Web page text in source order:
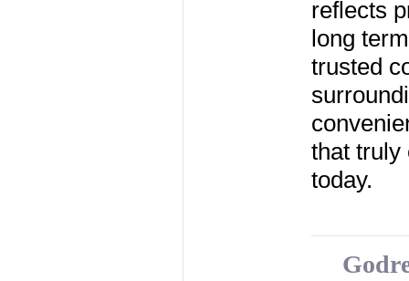
reflects
long
trusted
that truly
today.